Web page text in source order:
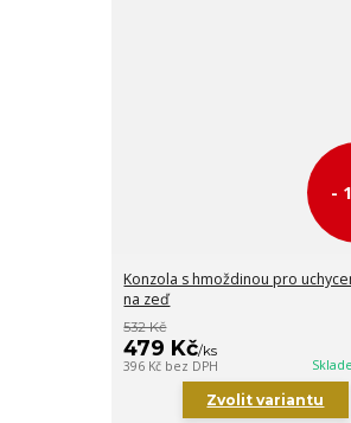
-
Konzola s hmoždinou pro
na zeď
532 Kč
479 Kč/ks
396 Kč bez DPH
Zvolit variantu